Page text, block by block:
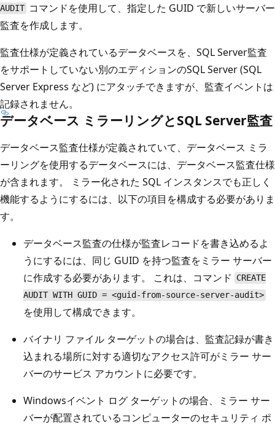
AUDIT コマンドを使用して、指定した GUID で新しいサーバー
監査を作成します。
監査仕様が定義されているデータベースを、SQL Server監査
をサポートしていない別のエディションのSQL Server (SQL
Server Express など) にアタッチできますが、監査イベントは
記録されません。
データベース ミラーリングとSQL Server監査
データベース監査仕様が定義されていて、データベース ミラ
ーリングを使用するデータベースには、データベース監査仕様
が含まれます。 ミラー化された SQL インスタンスでも正しく
機能するようにするには、以下の項目を構成する必要がありま
す。
データベース監査の仕様が監査レコードを書き込めるよ
うにするには、同じ GUID を持つ監査をミラー サーバー
に作成する必要があります。 これは、コマンド
CREATE
AUDIT WITH GUID = <guid-from-source-server-audit>
を使用して構成できます。
バイナリ ファイル ターゲットの場合は、監査記録が書き
込まれる場所に対する適切なアクセス許可がミラー サー
バーのサービス アカウントに必要です。
Windowsイベント ログ ターゲットの場合、ミラー サー
バーが配置されているコンピューターのセキュリティ ポ